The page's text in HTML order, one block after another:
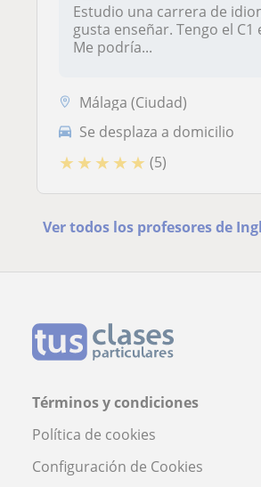
Estudio una carrera de
gusta enseñar. Tengo el C1
Me podría...
Málaga (Ciudad)
Se desplaza a domicilio
★ ★ ★ ★ ★ (5)
Ver todos los profesores de
Términos y condiciones
Política de cookies
Configuración de Cookies